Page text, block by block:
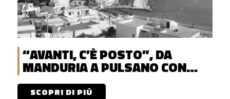
“AVANTI, C’È POSTO”, DA
MANDURIA A PULSANO CON
DISCOVERENT
SCOPRI DI PIÙ